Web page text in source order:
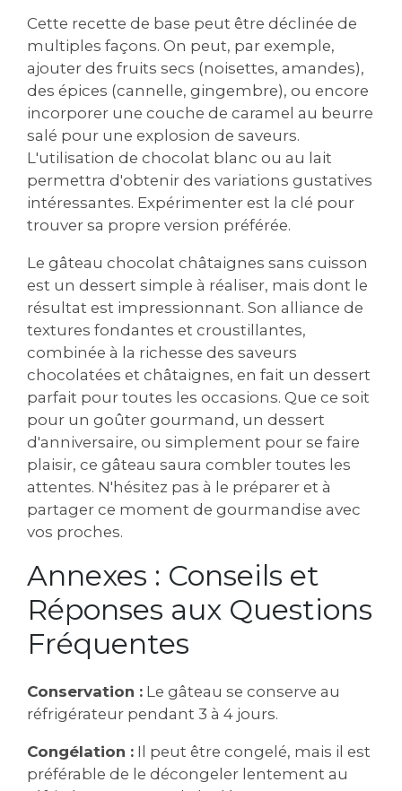
Cette recette de base peut être déclinée de
multiples façons. On peut, par exemple,
ajouter des fruits secs (noisettes, amandes),
des épices (cannelle, gingembre), ou encore
incorporer une couche de caramel au beurre
salé pour une explosion de saveurs.
L'utilisation de chocolat blanc ou au lait
permettra d'obtenir des variations gustatives
intéressantes. Expérimenter est la clé pour
trouver sa propre version préférée.
Le gâteau chocolat châtaignes sans cuisson
est un dessert simple à réaliser, mais dont le
résultat est impressionnant. Son alliance de
textures fondantes et croustillantes,
combinée à la richesse des saveurs
chocolatées et châtaignes, en fait un dessert
parfait pour toutes les occasions. Que ce soit
pour un goûter gourmand, un dessert
d'anniversaire, ou simplement pour se faire
plaisir, ce gâteau saura combler toutes les
attentes. N'hésitez pas à le préparer et à
partager ce moment de gourmandise avec
vos proches.
Annexes : Conseils et
Réponses aux Questions
Fréquentes
Conservation : Le gâteau se conserve au
réfrigérateur pendant 3 à 4 jours.
Congélation : Il peut être congelé, mais il est
préférable de le décongeler lentement au